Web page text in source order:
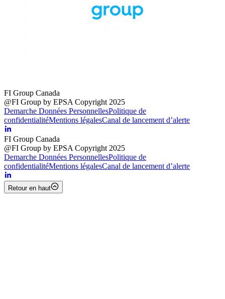
FI Group Canada
@FI Group by EPSA Copyright 2025
Demarche Données PersonnellesPolitique de
confidentialitéMentions légalesCanal de lancement d’alerte
FI Group Canada
@FI Group by EPSA Copyright 2025
Demarche Données PersonnellesPolitique de
confidentialitéMentions légalesCanal de lancement d’alerte
Retour en haut